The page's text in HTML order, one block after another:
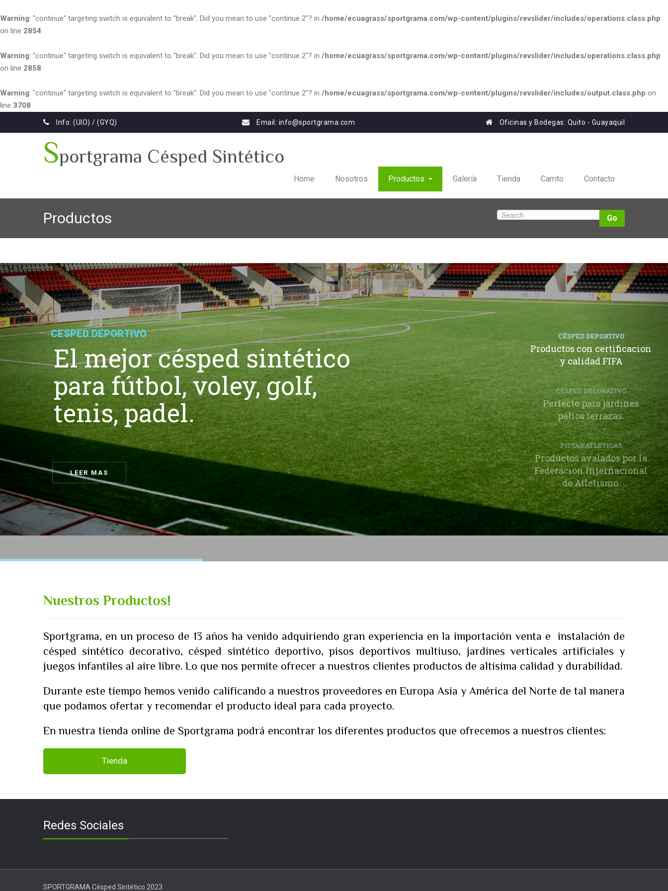
Warning: "continue" targeting switch is equivalent to "break". Did you mean to use "continue 2"? in /home/ecuagrass/sportgrama.com/wp-content/plugins/revslider/includes/operations.class.php
on line 2854
Warning: "continue" targeting switch is equivalent to "break". Did you mean to use "continue 2"? in /home/ecuagrass/sportgrama.com/wp-content/plugins/revslider/includes/operations.class.php
on line 2858
Warning: "continue" targeting switch is equivalent to "break". Did you mean to use "continue 2"? in /home/ecuagrass/sportgrama.com/wp-content/plugins/revslider/includes/output.class.php on
line 3708
Info: (UIO) / (GYQ) Email: info@sportgrama.com Oficinas y Bodegas: Quito - Guayaquil
Sportgrama Césped Sintético
Home Nosotros Productos Galería Tienda Carrito Contacto
Productos Go
El mejor césped sintético
para fútbol, voley, golf,
tenis, padel.
CESPED DEPORTIVO
LEER MAS
CÉSPED DEPORTIVO
Productos con certificacion
y calidad FIFA
CÉSPED DECORATIVO
Perfecto para jardines
patios terrazas.
PISTAS ATLETICAS
Productos avalados por la
Federacion Internacional
de Atletismo.
PISOS MULTIUSO
Pisos deportivos de alta
seguridad y rendimiento.
Nuestros Productos!
Sportgrama, en un proceso de 13 años ha venido adquiriendo gran experiencia en la importación venta e instalación de
césped sintético decorativo, césped sintético deportivo, pisos deportivos multiuso, jardines verticales artificiales y
juegos infantiles al aire libre. Lo que nos permite ofrecer a nuestros clientes productos de altísima calidad y durabilidad.
Durante este tiempo hemos venido calificando a nuestros proveedores en Europa Asia y América del Norte de tal manera
que podamos ofertar y recomendar el producto ideal para cada proyecto.
En nuestra tienda online de Sportgrama podrá encontrar los diferentes productos que ofrecemos a nuestros clientes:
Tienda
Redes Sociales
SPORTGRAMA Césped Sintético 2023